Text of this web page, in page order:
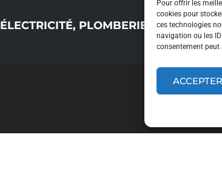
Pour offrir les
cookies pour
ces technologies
navigation ou les
consentement
ACCEPTER
ÉLECTRICITÉ, PLOMBERIE, SANITAIRE ET